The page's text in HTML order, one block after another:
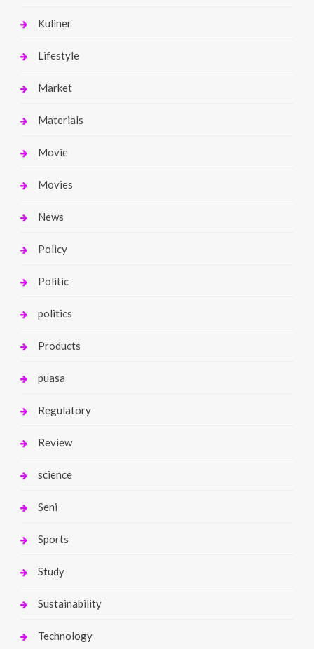
Kuliner
Lifestyle
Market
Materials
Movie
Movies
News
Policy
Politic
politics
Products
puasa
Regulatory
Review
science
Seni
Sports
Study
Sustainability
Technology